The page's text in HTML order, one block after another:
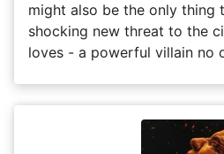
might also be the only thing
shocking new threat to the
loves - a powerful villain no